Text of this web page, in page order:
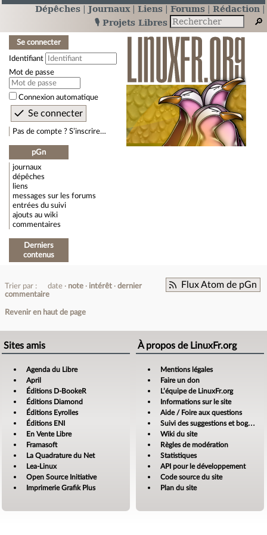
Dépêches Journaux Liens Forums
Rédaction
🎙️ Projets Libres
Se connecter
Identifiant
Mot de passe
Connexion automatique
Pas de compte ? S’inscrire…
pGn
journaux
dépêches
liens
messages sur les forums
entrées du suivi
ajouts au wiki
commentaires
Derniers
contenus
Flux Atom de pGn
Trier par : date note intérêt
dernier
commentaire
Revenir en haut de page
Sites amis
Agenda du Libre
April
Éditions D-BookeR
Éditions Diamond
Éditions Eyrolles
Éditions ENI
En Vente Libre
Framasoft
La Quadrature du Net
Lea-Linux
Open Source Initiative
Imprimerie Grafik Plus
À propos de LinuxFr.org
Mentions légales
Faire un don
L’équipe de LinuxFr.org
Informations sur le site
Aide / Foire aux questions
Suivi des suggestions et bogues
Wiki du site
Règles de modération
Statistiques
API pour le développement
Code source du site
Plan du site